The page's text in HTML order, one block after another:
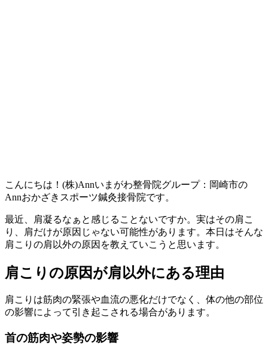
こんにちは！(株)Annいまがわ整骨院グループ：岡崎市の
Annおかざきスポーツ鍼灸接骨院です。
最近、肩凝るなぁと感じることないですか。実はその肩こ
り、肩だけが原因じゃない可能性があります。本日はそんな
肩こりの肩以外の原因を教えていこうと思います。
肩こりの原因が肩以外にある理由
肩こりは筋肉の緊張や血流の悪化だけでなく、体の他の部位
の影響によって引き起こされる場合があります。
首の筋肉や姿勢の影響